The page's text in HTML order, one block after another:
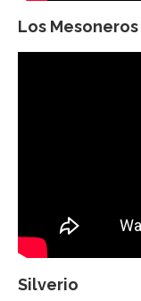
Los Mesoneros
Silverio